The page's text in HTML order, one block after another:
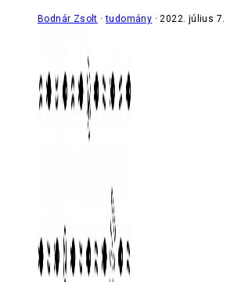
Bodnár Zsolt tudomány 2022. július 7.